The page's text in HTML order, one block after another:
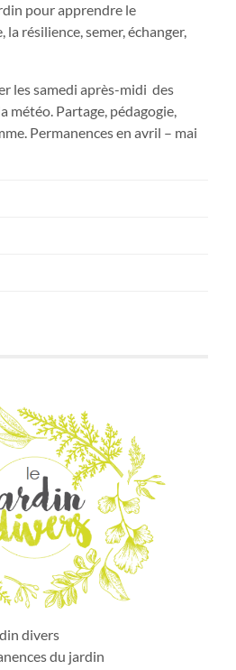
pour apprendre le
la résilience, semer, échanger,
les samedi après-midi des
météo. Partage, pédagogie,
Permanences en avril – mai
divers
du jardin